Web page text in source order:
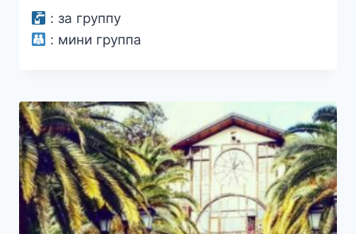
: за группу
: мини группа